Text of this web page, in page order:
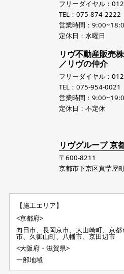
フリーダイヤル：
TEL：075-874-2222
営業時間：
定休日：水曜日
リヴ不動産販売
／リヴの仲介
フリーダイヤル：
TEL：075-954-0021
営業時間：
定休日：不定休
リヴグループ 京
〒600-8211
京都市下京区真苧屋
【施工エリア】
<京都府>
向日市、長岡京市、大山崎町、京
市、久御山町、八幡市、京田辺市
<大阪府・滋賀県>
一部地域